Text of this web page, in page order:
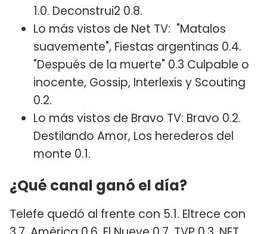
1.0. Deconstrui2 0.8.
Lo más vistos de Net TV: "Matalos
suavemente", Fiestas argentinas 0.4.
"Después de la muerte" 0.3 Culpable o
inocente, Gossip, Interlexis y Scouting
0.2.
Lo más vistos de Bravo TV: Bravo 0.2.
Destilando Amor, Los herederos del
monte 0.1.
¿Qué canal ganó el día?
Telefe quedó al frente con 5.1. Eltrece con